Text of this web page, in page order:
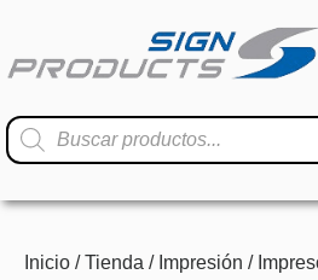
Inicio /Tienda / Impresión /